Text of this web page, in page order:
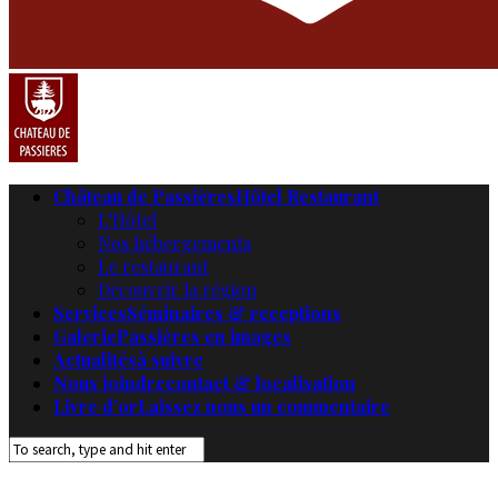
Château de PassièresHôtel Restaurant
L’Hôtel
Nos hébergements
Le restaurant
Découvrir la région
ServicesSéminaires & receptions
GaleriePassières en images
Actualitésà suivre
Nous joindrecontact & localisation
Livre d’orLaissez nous un commentaire